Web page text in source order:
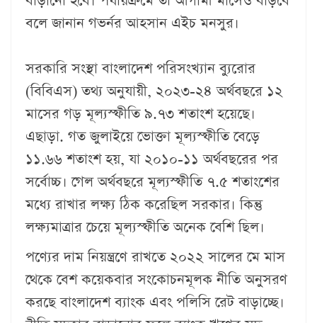
বলে জানান গভর্নর আহসান এইচ মনসুর।
সরকারি সংস্থা বাংলাদেশ পরিসংখ্যান ব্যুরোর
(বিবিএস) তথ্য অনুযায়ী, ২০২৩-২৪ অর্থবছরে ১২
মাসের গড় মূল্যস্ফীতি ৯.৭৩ শতাংশ হয়েছে।
এছাড়া. গত জুলাইয়ে ভোক্তা মূল্যস্ফীতি বেড়ে
১১.৬৬ শতাংশ হয়, যা ২০১০-১১ অর্থবছরের পর
সর্বোচ্চ। গেল অর্থবছরে মূল্যস্ফীতি ৭.৫ শতাংশের
মধ্যে রাখার লক্ষ্য ঠিক করেছিল সরকার। কিন্তু
লক্ষ্যমাত্রার চেয়ে মূল্যস্ফীতি অনেক বেশি ছিল।
পণ্যের দাম নিয়ন্ত্রণে রাখতে ২০২২ সালের মে মাস
থেকে বেশ কয়েকবার সংকোচনমূলক নীতি অনুসরণ
করছে বাংলাদেশ ব্যাংক এবং পলিসি রেট বাড়াচ্ছে।